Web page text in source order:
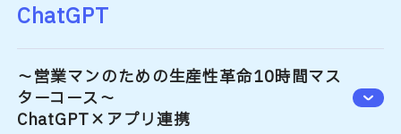
ChatGPT
～営業マンのための生産性革命10時間マス
ターコース～
ChatGPT×アプリ連携